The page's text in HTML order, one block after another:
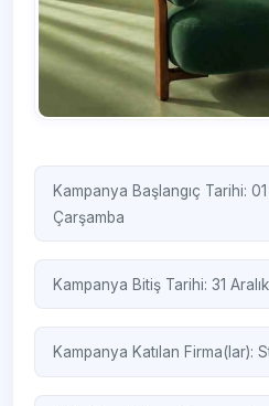
Kampanya Başlangıç Tarihi:
Çarşamba
Kampanya Bitiş Tarihi: 31
Kampanya Katılan Firma(lar):